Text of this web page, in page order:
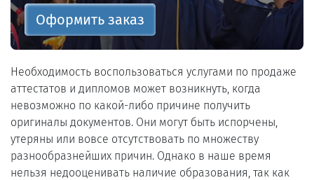
Оформить заказ
Необходимость воспользоваться услугами по продаже
аттестатов и дипломов может возникнуть, когда
невозможно по какой-либо причине получить
оригиналы документов. Они могут быть испорчены,
утеряны или вовсе отсутствовать по множеству
разнообразнейших причин. Однако в наше время
нельзя недооценивать наличие образования, так как